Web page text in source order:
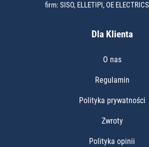
firm: SISO, ELLETIPI, OE
Dla Klienta
O nas
Regulamin
Polityka prywatności
Zwroty
Polityka opinii